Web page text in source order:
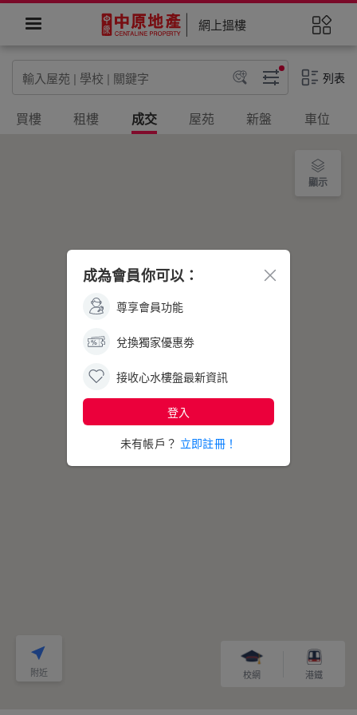
網上搵樓
列表
買樓 租樓 成交 屋苑 新盤 車位
聚賢居
顯示
附近 校網 港鐵
成為會員你可以：
尊享會員功能
兌換獨家優惠劵
接收心水樓盤最新資訊
登入
未有帳戶？ 立即註冊！